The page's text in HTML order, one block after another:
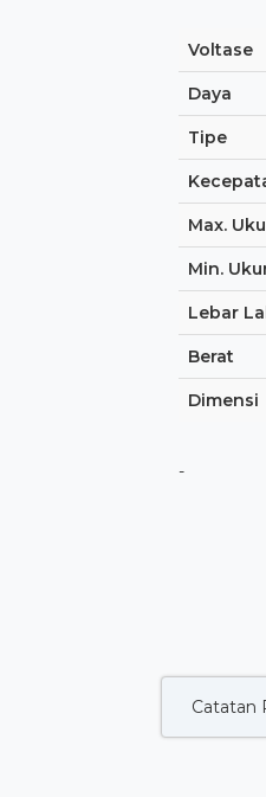
Voltase
Daya
Tipe
Max.
Min.
Lebar
Berat
Dimensi
-
Catatan